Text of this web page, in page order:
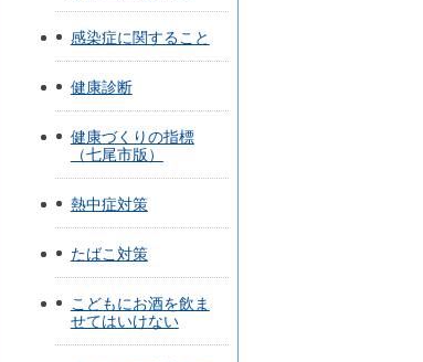
感染症に関すること
健康診断
健康づくりの指標
（七尾市版）
熱中症対策
たばこ対策
こどもにお酒を飲ま
せてはいけない